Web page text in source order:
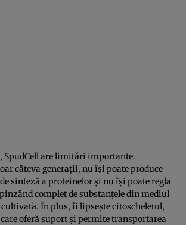
SpudCell are limitări importante.
câteva generații, nu își poate produce
sinteză a proteinelor și nu își poate regla
complet de substanțele din mediul
În plus, îi lipsește citoscheletul,
oferă suport și permite transportarea